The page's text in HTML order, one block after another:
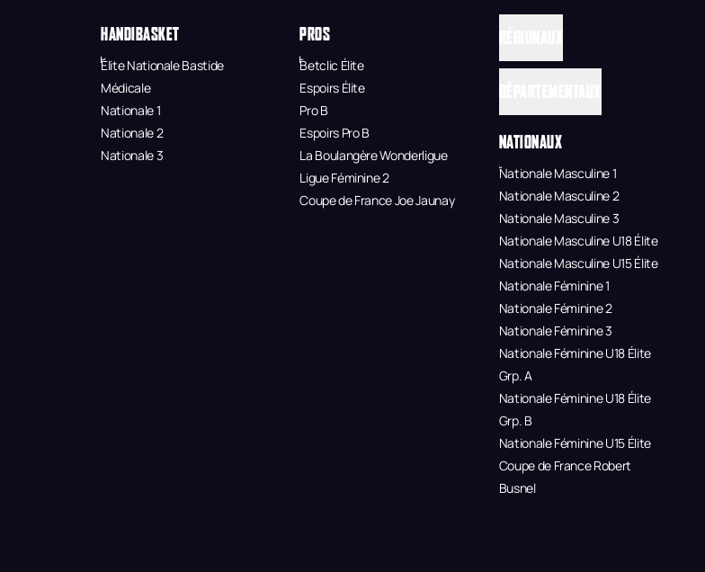
HANDIBASKET
Élite Nationale Bastide
Médicale
Nationale 1
Nationale 2
Nationale 3
PROS
Betclic Élite
Espoirs Élite
Pro B
Espoirs Pro B
La Boulangère Wonderligue
Ligue Féminine 2
Coupe de France Joe Jaunay
NATIONAUX
Nationale Masculine 1
Nationale Masculine 2
Nationale Masculine 3
Nationale Masculine U18 Élite
Nationale Masculine U15 Élite
Nationale Féminine 1
Nationale Féminine 2
Nationale Féminine 3
Nationale Féminine U18 Élite
Grp. A
Nationale Féminine U18 Élite
Grp. B
Nationale Féminine U15 Élite
Coupe de France Robert
Busnel